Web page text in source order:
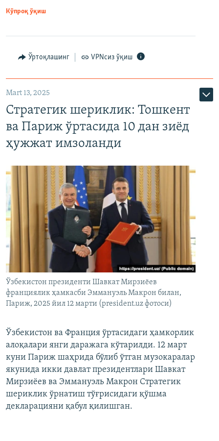
Кўпроқ ўқиш
Ўртоқлашинг VPNсиз ўқиш
Mart 13, 2025
Стратегик шериклик: Тошкент
ва Париж ўртасида 10 дан зиёд
ҳужжат имзоланди
Ўзбекистон президенти Шавкат Мирзиёев
франциялик ҳамкасби Эммануэль Макрон билан,
Париж, 2025 йил 12 марти (president.uz фотоси)
Ўзбекистон ва Франция ўртасидаги ҳамкорлик
алоқалари янги даражага кўтарилди. 12 март
куни Париж шаҳрида бўлиб ўтган музокаралар
якунида икки давлат президентлари Шавкат
Мирзиёев ва Эммануэль Макрон Стратегик
шериклик ўрнатиш тўғрисидаги қўшма
декларацияни қабул қилишган.